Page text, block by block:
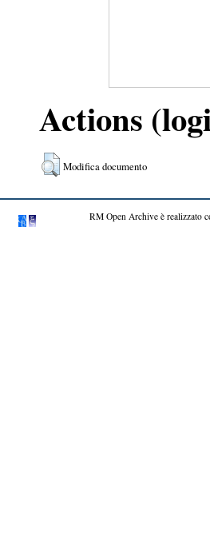
Actions
Modifica documento
RM Open Archive è realizzato